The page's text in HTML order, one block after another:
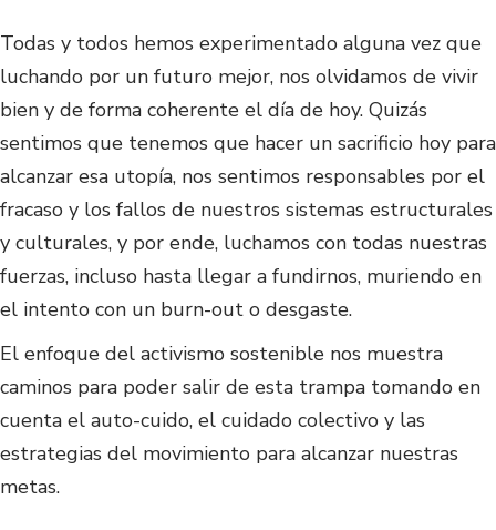
Todas y todos hemos experimentado alguna vez que
luchando por un futuro mejor, nos olvidamos de vivir
bien y de forma coherente el día de hoy. Quizás
sentimos que tenemos que hacer un sacrificio hoy para
alcanzar esa utopía, nos sentimos responsables por el
fracaso y los fallos de nuestros sistemas estructurales
y culturales, y por ende, luchamos con todas nuestras
fuerzas, incluso hasta llegar a fundirnos, muriendo en
el intento con un burn-out o desgaste.
El enfoque del activismo sostenible nos muestra
caminos para poder salir de esta trampa tomando en
cuenta el auto-cuido, el cuidado colectivo y las
estrategias del movimiento para alcanzar nuestras
metas.